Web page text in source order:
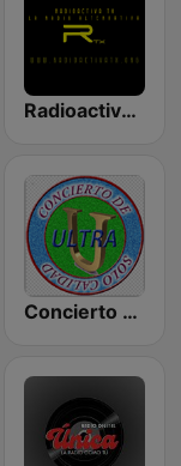
Radioactiva TX
Concierto de Ultra